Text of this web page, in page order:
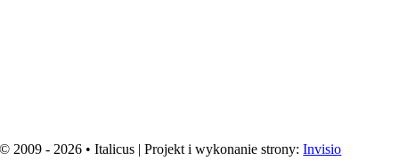
© 2009 - 2026 • Italicus | Projekt i wykonanie strony:Invisio